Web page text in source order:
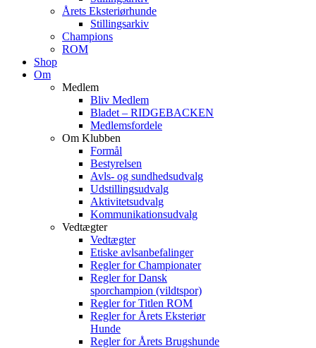
Årets Eksteriørhunde
Stillingsarkiv
Champions
ROM
Shop
Om
Medlem
Bliv Medlem
Bladet – RIDGEBACKEN
Medlemsfordele
Om Klubben
Formål
Bestyrelsen
Avls- og sundhedsudvalg
Udstillingsudvalg
Aktivitetsudvalg
Kommunikationsudvalg
Vedtægter
Vedtægter
Etiske avlsanbefalinger
Regler for Championater
Regler for Dansk
sporchampion (vildtspor)
Regler for Titlen ROM
Regler for Årets Eksteriør
Hunde
Regler for Årets Brugshunde